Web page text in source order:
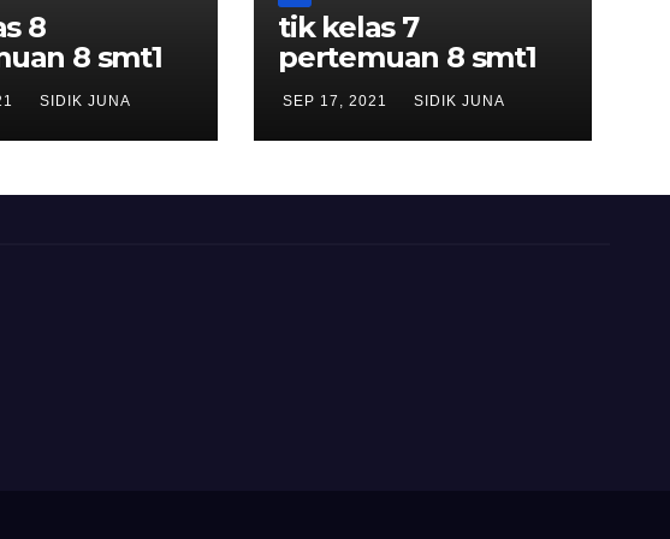
8
8 smt1
SIDIK JUNA
tik kelas 7
pertemuan 8 smt1
SEP 17, 2021 SIDIK JUNA